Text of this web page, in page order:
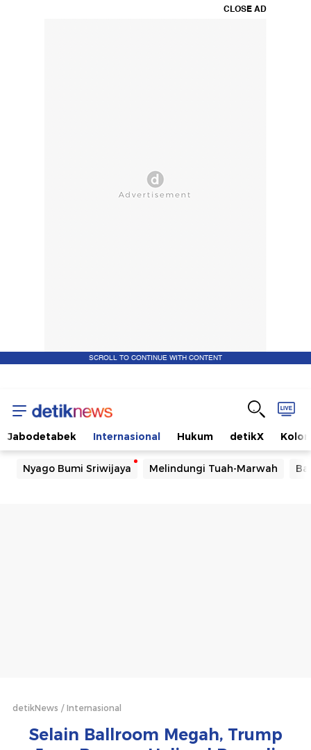
CLOSE AD
SCROLL TO CONTINUE WITH CONTENT
Jabodetabek Internasional Hukum detikX
Nyago Bumi Sriwijaya Melindungi Tuah-Marwah
detikNews Internasional
Selain Ballroom Megah, Trump